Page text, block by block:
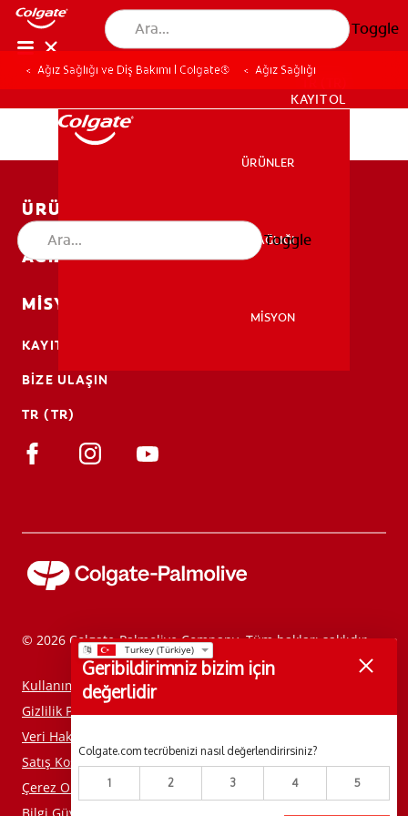
Toggle
MİSYON
KAYIT OL
KAYIT OL
ÜRÜNLER
AĞIZ SAĞLIĞI
MİSYON
Toggle
Ağız Sağlığı ve Diş Bakımı | Colgate® Ağız Sağlığı
ÜRÜNLER
AĞIZ SAĞLIĞI
MISYON
KAYIT OL
BIZE ULAŞIN
TR (TR)
© 2026 Colgate-Palmolive Company. Tüm hakları saklıdır.
Kullanım Koşulları
Gizlilik Politikası
Veri Haklarımı Yönet
Satış Koşulları
Çerez Onay Aracı
Geribildirimniz bizim için
değerlidir
Colgate.com tecrübenizi nasıl değerlendirirsiniz?
1 2 3 4 5